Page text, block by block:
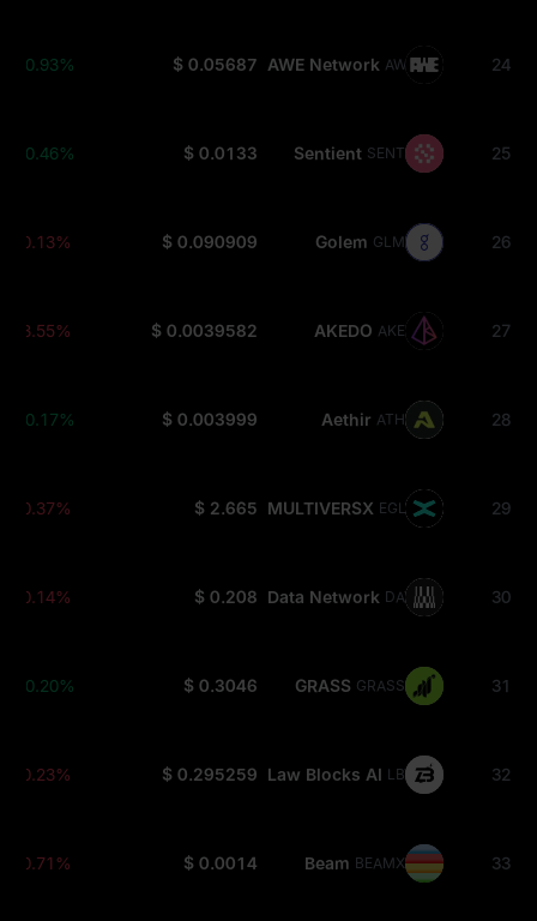
24
AWE Network AWE
$ 0.05687
+0.93%
25
Sentient SENT
$ 0.0133
+0.46%
26
Golem GLM
$ 0.090909
-0.13%
27
AKEDO AKE
$ 0.0039582
-3.55%
28
Aethir ATH
$ 0.003999
+0.17%
29
MULTIVERSX EGLD
$ 2.665
-0.37%
30
Data Network DATA
$ 0.208
-0.14%
31
GRASS GRASS
$ 0.3046
+0.20%
32
Law Blocks AI LBT
$ 0.295259
-0.23%
33
Beam BEAMX
$ 0.0014
-0.71%